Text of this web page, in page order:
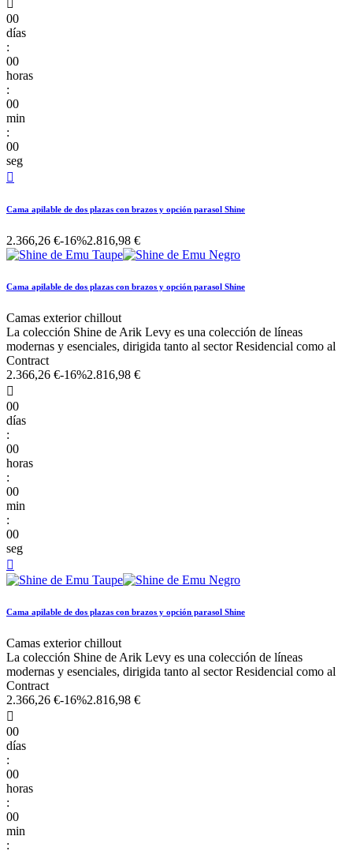
00
días
:
00
horas
:
00
min
:
00
seg

Cama apilable de dos plazas con brazos y opción parasol Shine
2.366,26 €-16%2.816,98 €
Cama apilable de dos plazas con brazos y opción parasol Shine
Camas exterior chillout
La colección Shine de Arik Levy es una colección de líneas
modernas y esenciales, dirigida tanto al sector Residencial como al
Contract
2.366,26 €-16%2.816,98 €

00
días
:
00
horas
:
00
min
:
00
seg

Cama apilable de dos plazas con brazos y opción parasol Shine
Camas exterior chillout
La colección Shine de Arik Levy es una colección de líneas
modernas y esenciales, dirigida tanto al sector Residencial como al
Contract
2.366,26 €-16%2.816,98 €

00
días
:
00
horas
:
00
min
: